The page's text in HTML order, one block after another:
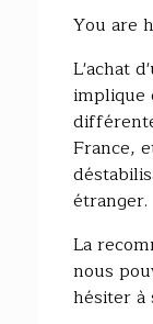
You are
L'achat
implique
France,
étranger.
La
nous
hésiter à